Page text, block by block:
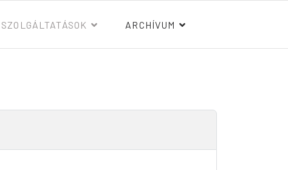
SZOLGÁLTATÁSOK ARCHÍVUM